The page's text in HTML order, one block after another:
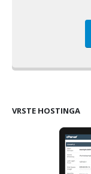
VRSTE HOSTINGA